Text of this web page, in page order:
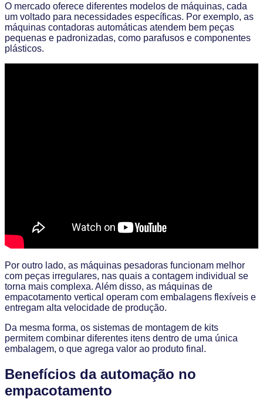
O mercado oferece diferentes modelos de máquinas, cada
um voltado para necessidades específicas. Por exemplo, as
máquinas contadoras automáticas atendem bem peças
pequenas e padronizadas, como parafusos e componentes
plásticos.
Por outro lado, as máquinas pesadoras funcionam melhor
com peças irregulares, nas quais a contagem individual se
torna mais complexa. Além disso, as máquinas de
empacotamento vertical operam com embalagens flexíveis e
entregam alta velocidade de produção.
Da mesma forma, os sistemas de montagem de kits
permitem combinar diferentes itens dentro de uma única
embalagem, o que agrega valor ao produto final.
Benefícios da automação no
empacotamento